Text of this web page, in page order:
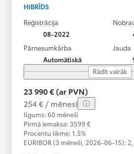
HIBRĪDS
Reģistrācija
08-2022
Pārnesumkārba
Automātiskā
Jauda
Rādīt vairāk
23 990 € (ar PVN)
254 € / mēnesī
Ilgums: 60 mēneši
Pirmā iemaksa: 3599 €
Procentu likme: 1.5%
EURIBOR (3 mēneši, 2026-06-15):